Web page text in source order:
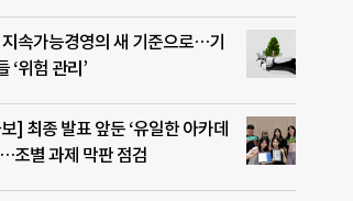
속가능경영의 새 기준으로…기
‘위험 관리’
] 최종 발표 앞둔 ‘유일한 아카데
조별 과제 막판 점검